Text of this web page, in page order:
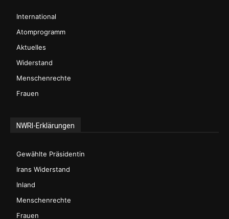
International
Atomprogramm
Aktuelles
Widerstand
Menschenrechte
Frauen
NWRI-Erklärungen
Gewählte Präsidentin
Irans Widerstand
Inland
Menschenrechte
Frauen